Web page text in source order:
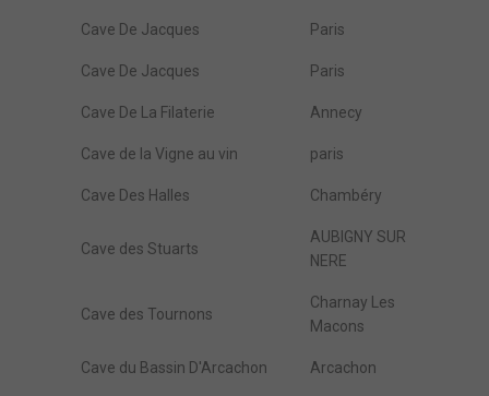
Cave De Jacques Paris
Cave De Jacques Paris
Cave De La Filaterie Annecy
Cave de la Vigne au vin paris
Cave Des Halles Chambéry
Cave des Stuarts
AUBIGNY SUR
NERE
Cave des Tournons
Charnay Les
Macons
Cave du Bassin D'Arcachon Arcachon